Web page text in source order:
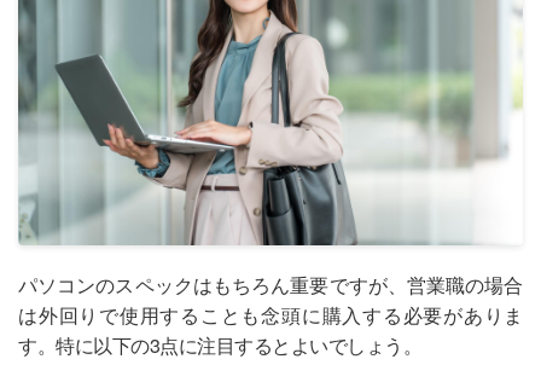
パソコンのスペックはもちろん重要ですが、営業職の場合
は外回りで使用することも念頭に購入する必要がありま
す。特に以下の3点に注目するとよいでしょう。